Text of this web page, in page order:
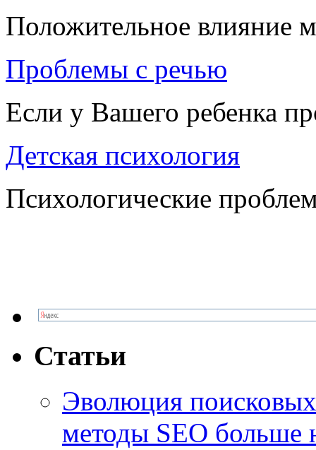
Положительное влияние
Проблемы с речью
Если у Вашего ребенка
Детская психология
Психологические
Статьи
Эволюция
методы SEO больше